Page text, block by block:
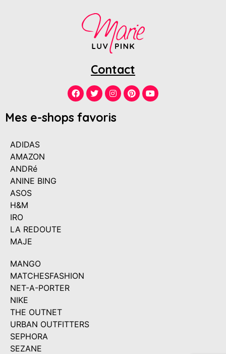
Contact
Mes e-shops favoris
ADIDAS
AMAZON
ANDRé
ANINE BING
ASOS
H&M
IRO
LA REDOUTE
MAJE
MANGO
MATCHESFASHION
NET-A-PORTER
NIKE
THE OUTNET
URBAN OUTFITTERS
SEPHORA
SEZANE